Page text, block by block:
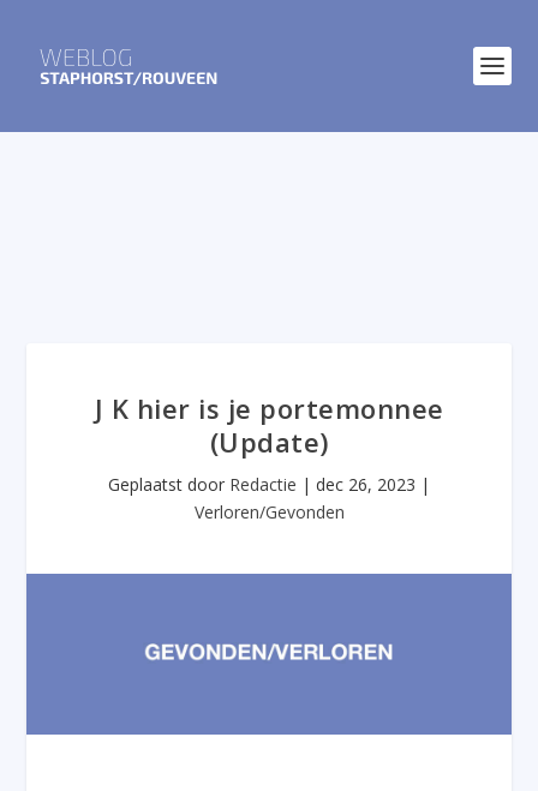
J K hier is je portemonnee
(Update)
Geplaatst door Redactie | dec 26, 2023 |
Verloren/Gevonden